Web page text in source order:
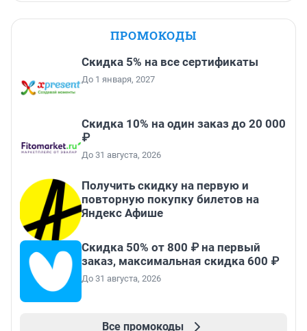
ПРОМОКОДЫ
Скидка 5% на все сертификаты
До 1 января, 2027
Скидка 10% на один заказ до 20 000
₽
До 31 августа, 2026
Получить скидку на первую и
повторную покупку билетов на
Яндекс Афише
Скидка 50% от 800 ₽ на первый
заказ, максимальная скидка 600 ₽
До 31 августа, 2026
Все промокоды